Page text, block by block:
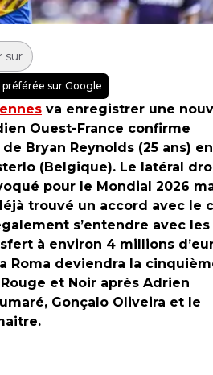
sur
sur Google
va enregistrer une
Ouest-France confirme
Bryan Reynolds (25 ans) en
(Belgique). Le latéral
pour le Mondial 2026
trouvé un accord avec le
s’entendre avec les
à environ 4 millions
Roma deviendra la
et Noir après Adrien
Gonçalo Oliveira et le